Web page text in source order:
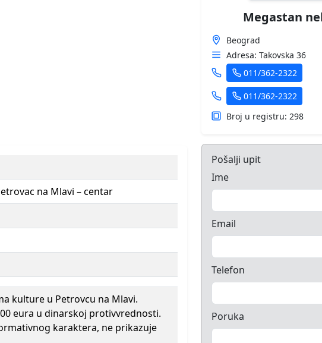
na Mlavi – centar
kulture u Petrovcu na Mlavi.
eura u dinarskoj protivvrednosti.
karaktera, ne prikazuje
Megastan
Beograd
Adresa: Takovska 36
011/362-2322
011/362-2322
Broj u registru: 298
Pošalji upit
Ime
Email
Telefon
Poruka